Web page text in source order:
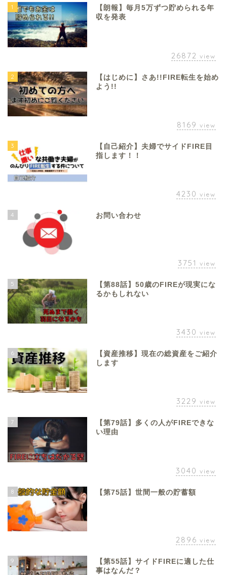
1
【朗報】毎月5万ずつ貯められる年
収を発表
26872 view
2
【はじめに】さあ!!FIRE転生を始め
よう!!
8169 view
3
【自己紹介】夫婦でサイドFIRE目
指します！！
4230 view
4 お問い合わせ
3751 view
5
【第88話】50歳のFIREが現実にな
るかもしれない
3430 view
6
【資産推移】現在の総資産をご紹介
します
3229 view
7
【第79話】多くの人がFIREできな
い理由
3040 view
8 【第75話】世間一般の貯蓄額
2896 view
9
【第55話】サイドFIREに適した仕
事はなんだ？